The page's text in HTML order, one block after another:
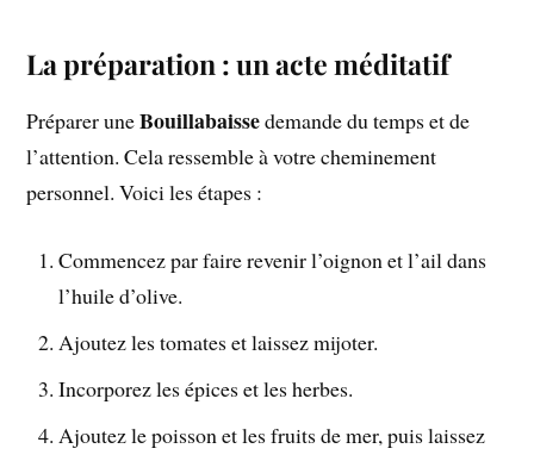
La préparation : un acte méditatif
Préparer uneBouillabaissedemande du temps et de
l’attention. Cela ressemble à votre cheminement
personnel. Voici les étapes :
Commencez par faire revenir l’oignon et l’ail dans
l’huile d’olive.
Ajoutez les tomates et laissez mijoter.
Incorporez les épices et les herbes.
Ajoutez le poisson et les fruits de mer, puis laissez